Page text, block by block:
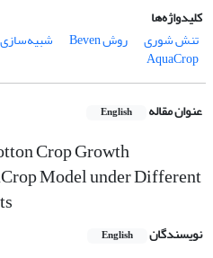
کلیدواژه‌ها
تنش شوری
روش Beven شبیه‌سازی
AquaCrop
عنوان مقاله English
Crop Growth
Model under Different
نویسندگان English